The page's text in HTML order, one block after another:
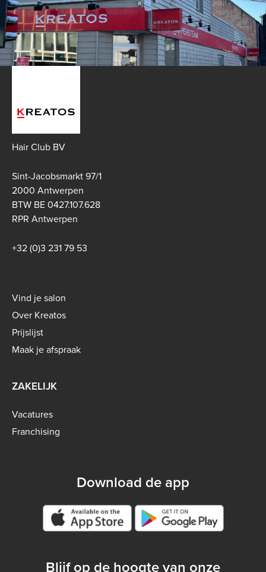
Hair Club BV
Sint-Jacobsmarkt 97/1
2000 Antwerpen
BTW BE 0427.107.628
RPR Antwerpen
+32 (0)3 231 79 53
Footer
menu
-
B2C
Vind je salon
Over Kreatos
Prijslijst
Maak je afspraak
ZAKELIJK
Vacatures
Franchising
Download de app
Google play store
Blijf op de hoogte van onze